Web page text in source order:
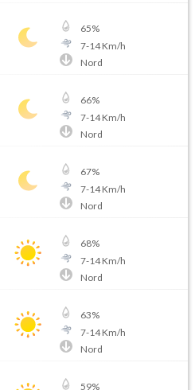
65%
7-14Km/h
Nord
66%
7-14Km/h
Nord
67%
7-14Km/h
Nord
68%
7-14Km/h
Nord
63%
7-14Km/h
Nord
59%